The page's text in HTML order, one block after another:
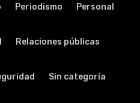
Periodismo Personal
Relaciones públicas
Sin categoría